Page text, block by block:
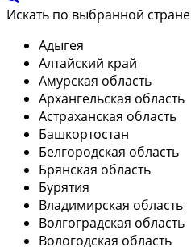
Искать по выбранной стране
Адыгея
Алтайский край
Амурская область
Архангельская область
Астраханская область
Башкортостан
Белгородская область
Брянская область
Бурятия
Владимирская область
Волгоградская область
Вологодская область